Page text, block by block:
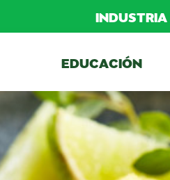
INDUSTRIA
EDUCACIÓN